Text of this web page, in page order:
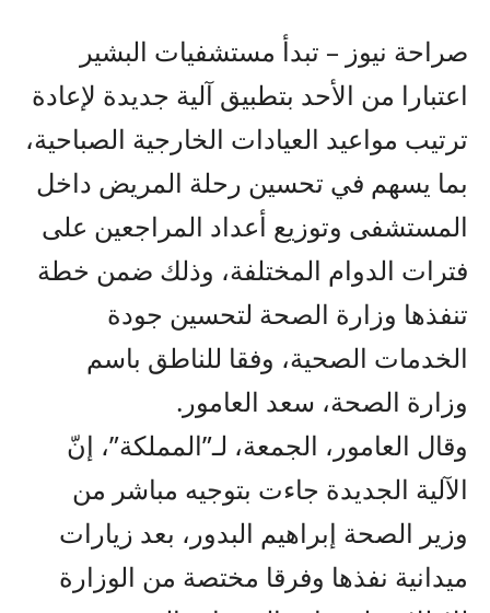
صراحة نيوز – تبدأ مستشفيات البشير
اعتبارا من الأحد بتطبيق آلية جديدة لإعادة
ترتيب مواعيد العيادات الخارجية الصباحية،
بما يسهم في تحسين رحلة المريض داخل
المستشفى وتوزيع أعداد المراجعين على
فترات الدوام المختلفة، وذلك ضمن خطة
تنفذها وزارة الصحة لتحسين جودة
الخدمات الصحية، وفقا للناطق باسم
وزارة الصحة، سعد العامور.
وقال العامور، الجمعة، لـ”المملكة”، إنّ
الآلية الجديدة جاءت بتوجيه مباشر من
وزير الصحة إبراهيم البدور، بعد زيارات
ميدانية نفذها وفرقا مختصة من الوزارة